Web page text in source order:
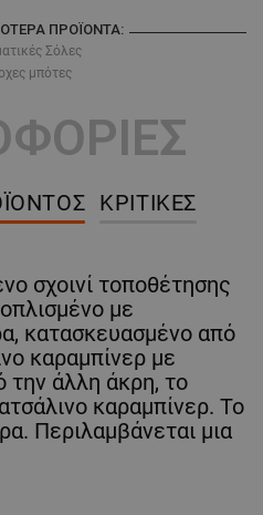
ΠΡΟΪΌΝΤΑ:
Σόλες
μπότες
ΚΡΙΤΙΚΈΣ
σχοινί τοποθέτησης
με
κατασκευασμένο από
καραμπίνερ με
την άλλη άκρη, το
καραμπίνερ. Το
Περιλαμβάνεται μια